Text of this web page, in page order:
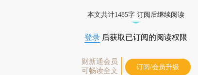
本文共计1485字 订阅后继续阅读
登录 后获取已订阅的阅读权限
财新通会员
可畅读全文
订阅/会员升级